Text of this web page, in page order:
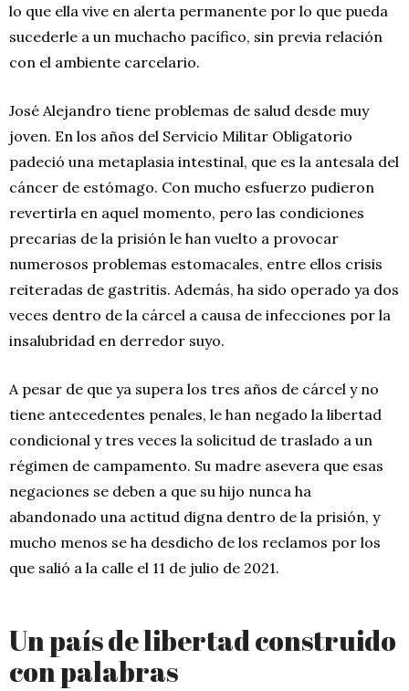
lo que ella vive en alerta permanente por lo que pueda
sucederle a un muchacho pacífico, sin previa relación
con el ambiente carcelario.
José Alejandro tiene problemas de salud desde muy
joven. En los años del Servicio Militar Obligatorio
padeció una metaplasia intestinal, que es la antesala del
cáncer de estómago. Con mucho esfuerzo pudieron
revertirla en aquel momento, pero las condiciones
precarias de la prisión le han vuelto a provocar
numerosos problemas estomacales, entre ellos crisis
reiteradas de gastritis. Además, ha sido operado ya dos
veces dentro de la cárcel a causa de infecciones por la
insalubridad en derredor suyo.
A pesar de que ya supera los tres años de cárcel y no
tiene antecedentes penales, le han negado la libertad
condicional y tres veces la solicitud de traslado a un
régimen de campamento. Su madre asevera que esas
negaciones se deben a que su hijo nunca ha
abandonado una actitud digna dentro de la prisión, y
mucho menos se ha desdicho de los reclamos por los
que salió a la calle el 11 de julio de 2021.
Un país de libertad construido
con palabras